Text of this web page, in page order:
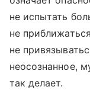
не испытать
не
не
неосознанное,
так делает.